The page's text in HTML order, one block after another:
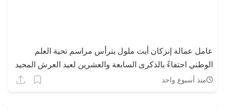
عامل عمالة إنزكان أيت ملول يترأس مراسم تحية العلم
الوطني احتفاءً بالذكرى السابعة والعشرين لعيد العرش المجيد
منذ أسبوع واحد